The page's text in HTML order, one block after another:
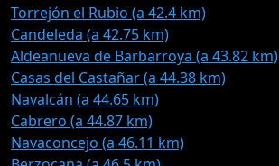
Torrejón el Rubio (a 42.4 km)
Candeleda (a 42.75 km)
Aldeanueva de Barbarroya (a 43.82 km)
Casas del Castañar (a 44.38 km)
Navalcán (a 44.65 km)
Cabrero (a 44.87 km)
Navaconcejo (a 46.11 km)